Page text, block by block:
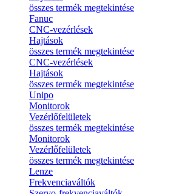
összes termék megtekintése
Fanuc
CNC-vezérlések
Hajtások
összes termék megtekintése
CNC-vezérlések
Hajtások
összes termék megtekintése
Unipo
Monitorok
Vezérlőfelületek
összes termék megtekintése
Monitorok
Vezérlőfelületek
összes termék megtekintése
Lenze
Frekvenciaváltók